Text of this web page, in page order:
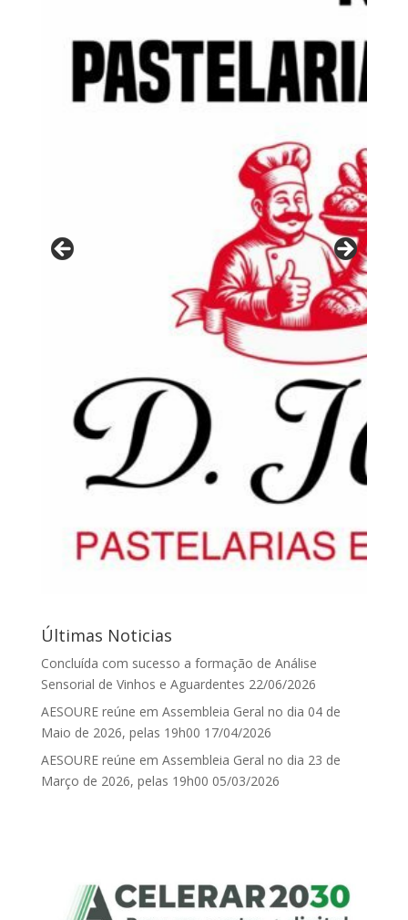
Últimas Noticias
Concluída com sucesso a formação de Análise
Sensorial de Vinhos e Aguardentes 22/06/2026
AESOURE reúne em Assembleia Geral no dia 04 de
Maio de 2026, pelas 19h00 17/04/2026
AESOURE reúne em Assembleia Geral no dia 23 de
Março de 2026, pelas 19h00 05/03/2026